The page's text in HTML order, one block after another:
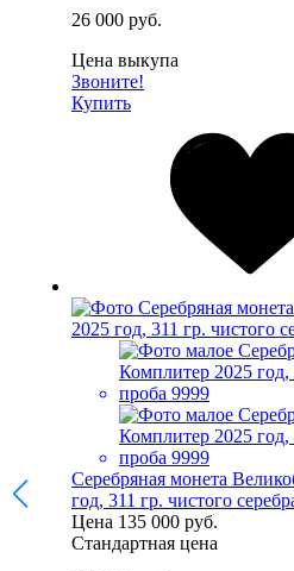
26 000 руб.
Цена выкупа
Звоните!
Купить
Серебряная монета
год, 311 гр. чистого
Цена 135 000 руб.
Стандартная цена